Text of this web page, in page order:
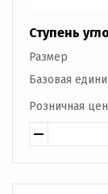
Ступень
Размер
Базовая
Розничная